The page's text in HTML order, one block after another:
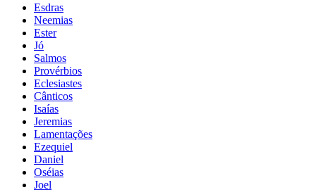
Esdras
Neemias
Ester
Jó
Salmos
Provérbios
Eclesiastes
Cânticos
Isaías
Jeremias
Lamentações
Ezequiel
Daniel
Oséias
Joel